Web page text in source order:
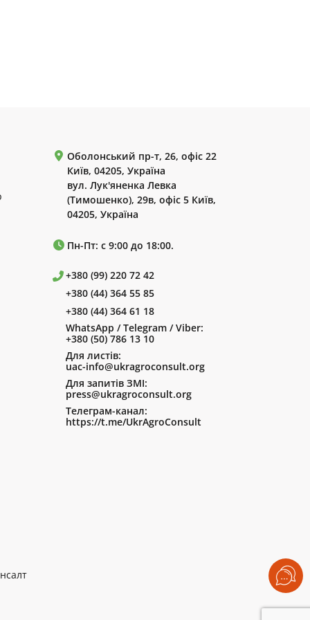
Оболонський пр-т, 26, офіс 22
Київ, 04205, Україна
вул. Лук'яненка Левка
(Тимошенко), 29в, офіс 5 Київ,
04205, Україна
Пн-Пт: с 9:00 до 18:00.
+380 (99) 220 72 42
+380 (44) 364 55 85
+380 (44) 364 61 18
WhatsApp / Telegram / Viber:
+380 (50) 786 13 10
Для листів:
uac-info@ukragroconsult.org
Для запитів ЗМІ:
press@ukragroconsult.org
Телеграм-канал:
https://t.me/UkrAgroConsult